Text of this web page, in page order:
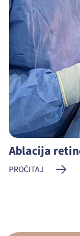
Ablacija
PROČITAJ